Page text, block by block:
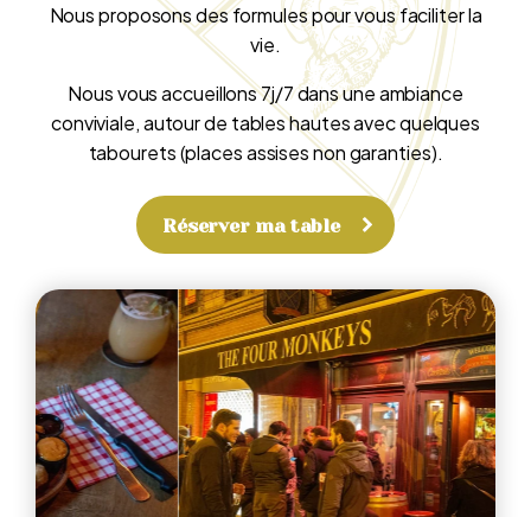
Nous proposons des formules pour vous faciliter la
vie.
Nous vous accueillons 7j/7 dans une ambiance
conviviale, autour de tables hautes avec quelques
tabourets (places assises non garanties).
Réserver ma table